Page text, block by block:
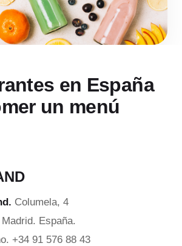
en España
un menú
Columela, 4
España.
+34 91 576 88 43